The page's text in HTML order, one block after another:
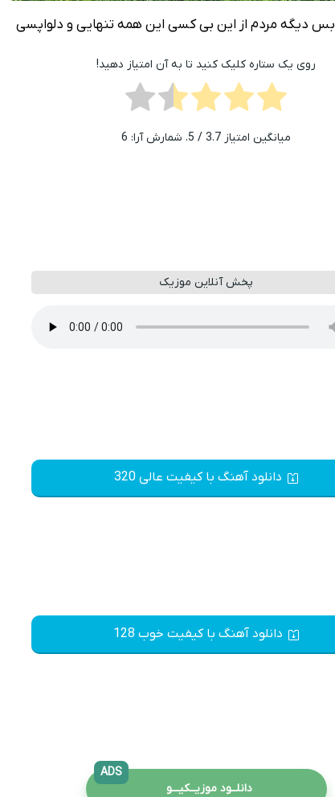
بس دیگه مردم از این بی کسی این همه تنهایی و دلواپسی
روی یک ستاره کلیک کنید تا به آن امتیاز دهید!
میانگین امتیاز 3.7/ 5. شمارش آرا: 6
پخش آنلاین موزیک
دانلود آهنگ با کیفیت عالی 320
دانلود آهنگ با کیفیت خوب 128
دانلــود موزیــکیـــو
ADS